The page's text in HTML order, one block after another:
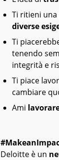
Ti ritieni
diverse
Ti
tenendo
integrità e
Ti piace
cambiare
Ami
Deloitte è un